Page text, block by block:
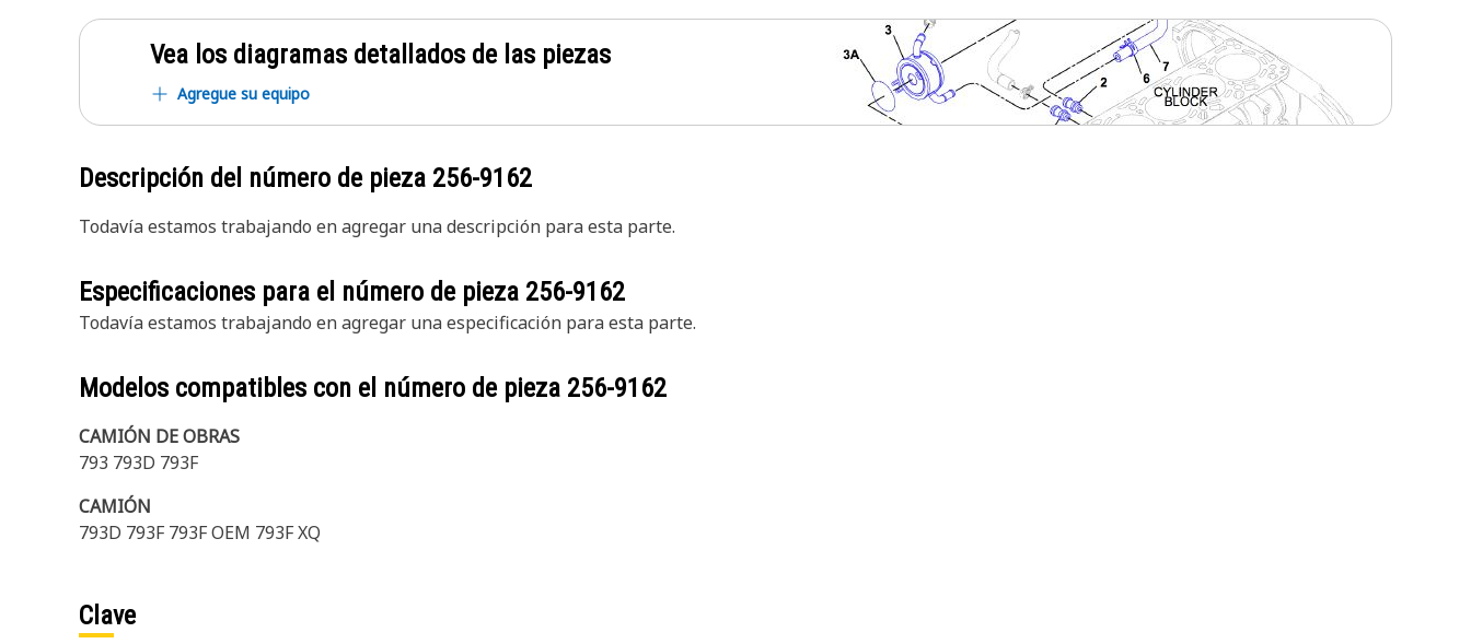
Vea los diagramas detallados de las piezas
Agregue su equipo
Descripción del número de pieza 256-9162
Todavía estamos trabajando en agregar una descripción para esta parte.
Especificaciones para el número de pieza 256-9162
Todavía estamos trabajando en agregar una especificación para esta parte.
Modelos compatibles con el número de pieza 256-9162
CAMIÓN DE OBRAS
793 793D 793F
CAMIÓN
793D 793F 793F OEM 793F XQ
Clave